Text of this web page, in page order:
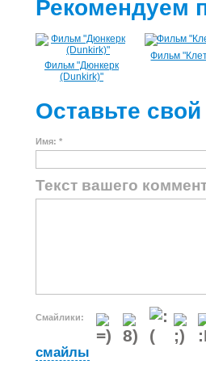
Рекомендуем
Фильм "Дюнкерк
(Dunkirk)"
Фильм
Оставьте
Имя: *
Текст вашего
Смайлики:
смайлы